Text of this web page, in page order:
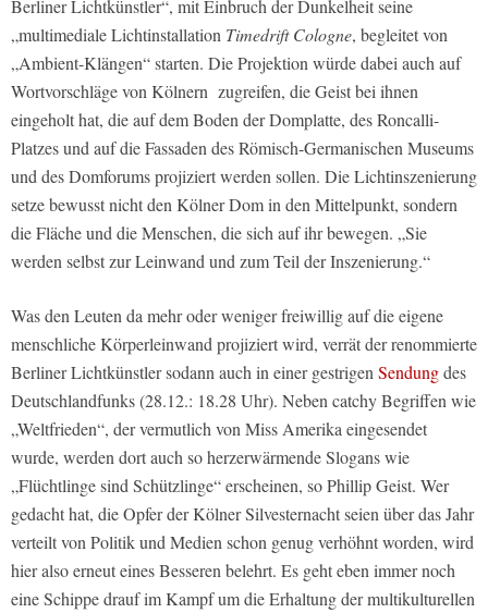
Berliner Lichtkünstler“, mit Einbruch der Dunkelheit seine
„multimediale Lichtinstallation Timedrift Cologne, begleitet von
„Ambient-Klängen“ starten. Die Projektion würde dabei auch auf
Wortvorschläge von Kölnern zugreifen, die Geist bei ihnen
eingeholt hat, die auf dem Boden der Domplatte, des Roncalli-
Platzes und auf die Fassaden des Römisch-Germanischen Museums
und des Domforums projiziert werden sollen. Die Lichtinszenierung
setze bewusst nicht den Kölner Dom in den Mittelpunkt, sondern
die Fläche und die Menschen, die sich auf ihr bewegen. „Sie
werden selbst zur Leinwand und zum Teil der Inszenierung.“
Was den Leuten da mehr oder weniger freiwillig auf die eigene
menschliche Körperleinwand projiziert wird, verrät der renommierte
Berliner Lichtkünstler sodann auch in einer gestrigen Sendungdes
Deutschlandfunks (28.12.: 18.28 Uhr). Neben catchy Begriffen wie
„Weltfrieden“, der vermutlich von Miss Amerika eingesendet
wurde, werden dort auch so herzerwärmende Slogans wie
„Flüchtlinge sind Schützlinge“ erscheinen, so Phillip Geist. Wer
gedacht hat, die Opfer der Kölner Silvesternacht seien über das Jahr
verteilt von Politik und Medien schon genug verhöhnt worden, wird
hier also erneut eines Besseren belehrt. Es geht eben immer noch
eine Schippe drauf im Kampf um die Erhaltung der multikulturellen